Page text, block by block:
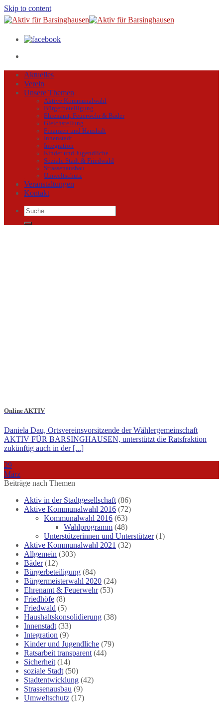
Skip to content
Aktuelles
Verein
Unsere Themen
Aktive Kommunalwahl
Bürgerbeteiligung
Ehrenamt, Feuerwehr & Bäder
Gleichstellung
Finanzen und Haushalt
Innenstadt
Integration
Kinder und Jugendliche
Soziale Stadt & Friedwald
Strassenausbau
Umweltschutz
Veranstaltungen
Kontakt
Online AKTIV
Daniela Dau, Ortsvereinsvorsitzende der Wählergemeinschaft
AKTIV FÜR BARSINGHAUSEN, unterstützt die Ratsfraktion
zukünftig auch in der [...]
29
März
Beiträge nach Themen
Aktiv in der Stadtgesellschaft (86)
Aktive Kommunalwahl 2016 (72)
Kommunalwahl 2016 (63)
Wahlprogramm (48)
Unterstützerinnen und Unterstützer(1)
Aktive Kommunalwahl 2021 (32)
Allgemein (303)
Bäder(12)
Bürgerbeteiligung (84)
Bürgermeisterwahl 2020 (24)
Ehrenamt & Feuerwehr(53)
Friedhöfe (8)
Friedwald (5)
Haushaltskonsolidierung (38)
Innenstadt (33)
Integration (9)
Kinder und Jugendliche (79)
Ratsarbeit transparent (44)
Sicherheit (14)
soziale Stadt (50)
Stadtentwicklung (42)
Strassenausbau (9)
Umweltschutz (17)